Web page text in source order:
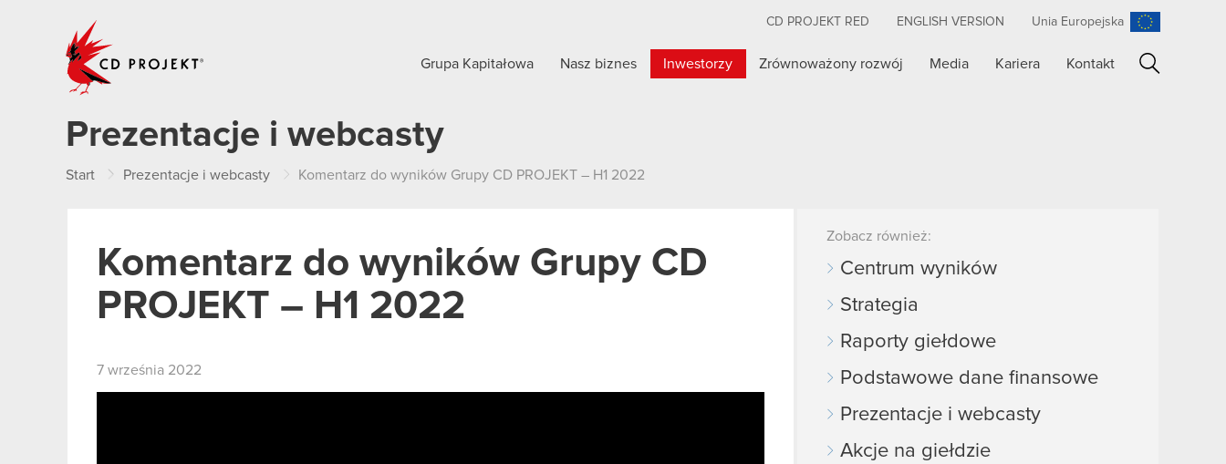
CD PROJEKT RED ENGLISH VERSION Unia Europejska
Grupa Kapitałowa Nasz biznes Inwestorzy Zrównoważony rozwój Media Kariera Kontakt
Prezentacje i webcasty
Start Prezentacje i webcasty Komentarz do wyników Grupy CD PROJEKT – H1 2022
Komentarz do wyników Grupy CD
PROJEKT – H1 2022
7 września 2022
Zobacz również:
Centrum wyników
Strategia
Raporty giełdowe
Podstawowe dane finansowe
Prezentacje i webcasty
Akcje na giełdzie